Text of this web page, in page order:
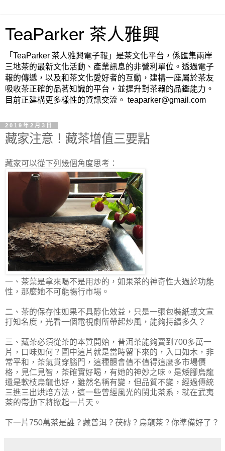
TeaParker 茶人雅興
「TeaParker 茶人雅興電子報」是茶文化平台，係匯集兩岸
三地茶的最新文化活動、產業訊息的非營利單位。透過電子
報的傳遞，以及和茶文化愛好者的互動，建構一座屬於茶友
吸收茶正確的品茗知識的平台，並提升對茶器的品鑑能力。
目前正建構更多樣性的資訊交流。 teaparker@gmail.com
2019年2月3日
藏家注意！藏茶增值三要點
藏家可以從下列幾個角度思考：
一、茶葉是拿來喝不是用炒的，如果茶的神奇性大過於功能
性，那麼她不可能暢行市場。
二、茶的保存性如果不具醇化效益，只是一張包裝紙或文宣
打知名度，光看一個電視劇所帶起炒風，能夠持續多久？
三、藏茶必須從茶的本質開始，普洱茶能夠賣到700多萬一
片，口味如何？圖中這片就是當時留下來的，入口如木，非
常平和，茶氣貫穿腦門，這種體會值不值得這麼多市場價
格，見仁見智，茶確實好喝，有她的神妙之味。是矮腳烏龍
還是軟枝烏龍也好，雖然名稱有變，但品質不變，經過傳統
三進三出烘焙方法，這一些曾經風光的閩北茶系，就在武夷
茶的帶動下將掀起一片天。
下一片750萬茶是誰？藏普洱？茯磚？烏龍茶？你準備好了？